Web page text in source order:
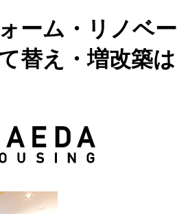
ーム・リノベー
替え・増改築は